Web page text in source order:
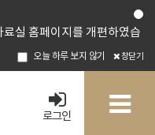
실 홈페이지를 개편하였습
오늘 하루 보지 않기 창닫기
로그인